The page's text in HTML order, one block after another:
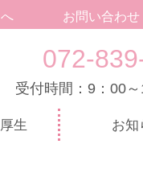
お問い合わ
072-
受付時間：9：00
生 お知